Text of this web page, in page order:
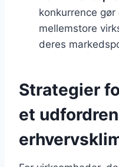
konkurrence
mellemstore
deres
Strategier
et